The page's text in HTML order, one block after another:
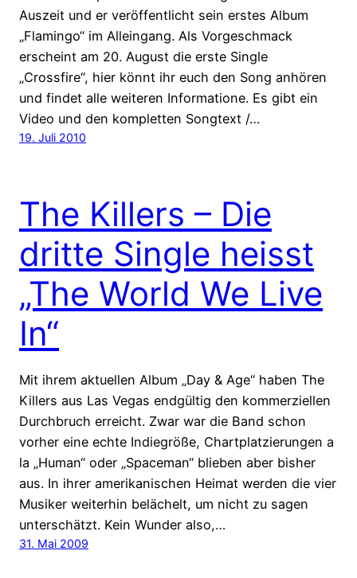
Auszeit und er veröffentlicht sein erstes Album
„Flamingo“ im Alleingang. Als Vorgeschmack
erscheint am 20. August die erste Single
„Crossfire“, hier könnt ihr euch den Song anhören
und findet alle weiteren Informatione. Es gibt ein
Video und den kompletten Songtext /…
19. Juli 2010
The Killers – Die
dritte Single heisst
„The World We Live
In“
Mit ihrem aktuellen Album „Day & Age“ haben The
Killers aus Las Vegas endgültig den kommerziellen
Durchbruch erreicht. Zwar war die Band schon
vorher eine echte Indiegröße, Chartplatzierungen a
la „Human“ oder „Spaceman“ blieben aber bisher
aus. In ihrer amerikanischen Heimat werden die vier
Musiker weiterhin belächelt, um nicht zu sagen
unterschätzt. Kein Wunder also,…
31. Mai 2009